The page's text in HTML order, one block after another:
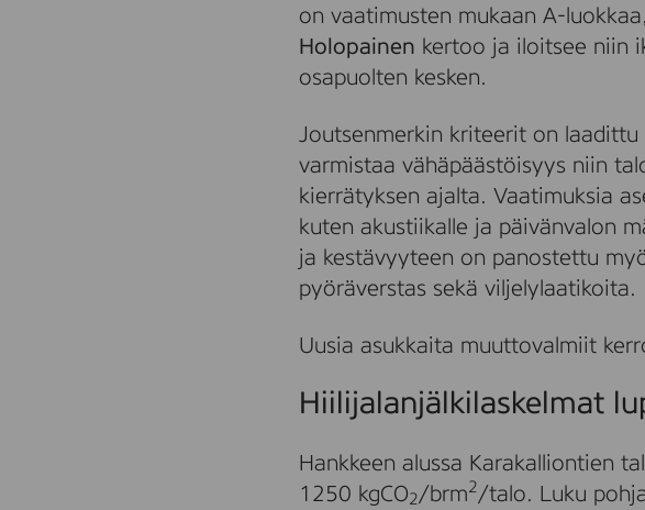
on vaatimusten mukaan A-
Holopainen kertoo ja iloitsee niin
osapuolten kesken.
Joutsenmerkin kriteerit on
varmistaa vähäpäästöisyys niin
kierrätyksen ajalta. Vaatimuksia
kuten akustiikalle ja päivänvalon
ja kestävyyteen on panostettu
pyöräverstas sekä viljelylaatikoita.
Uusia asukkaita muuttovalmiit
Hiilijalanjälkilaskelmat
Hankkeen alussa Karakalliontien
1250 kgCO2/brm2/talo. Luku